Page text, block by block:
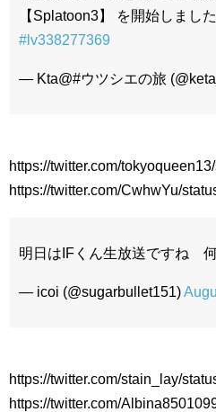
【Splatoon3】 を開始しまし
#lv338277369
— Kta@#ウツシエの旅
https://twitter.com/
https://twitter.com/CwhwYu/
明日はIFくん生放送ですね
— icoi (@sugarbullet151)
https://twitter.com/stain_lay/
https://twitter.com/